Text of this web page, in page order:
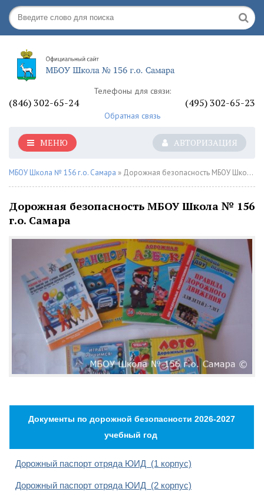
Телефоны для связи:
(846) 302-65-24 (495) 302-65-23
Обратная связь
АВТОРИЗАЦИЯ
МЕНЮ
МБОУ Школа № 156 г.о. Самара » Дорожная безопасность МБОУ Школа № 156 г.о. Самара
Дорожная безопасность МБОУ Школа № 156
г.о. Самара
Документы по дорожной безопасности 2026-2027
учебный год
Дорожный паспорт отряда ЮИД (1 корпус)
Дорожный паспорт отряда ЮИД (2 корпус)